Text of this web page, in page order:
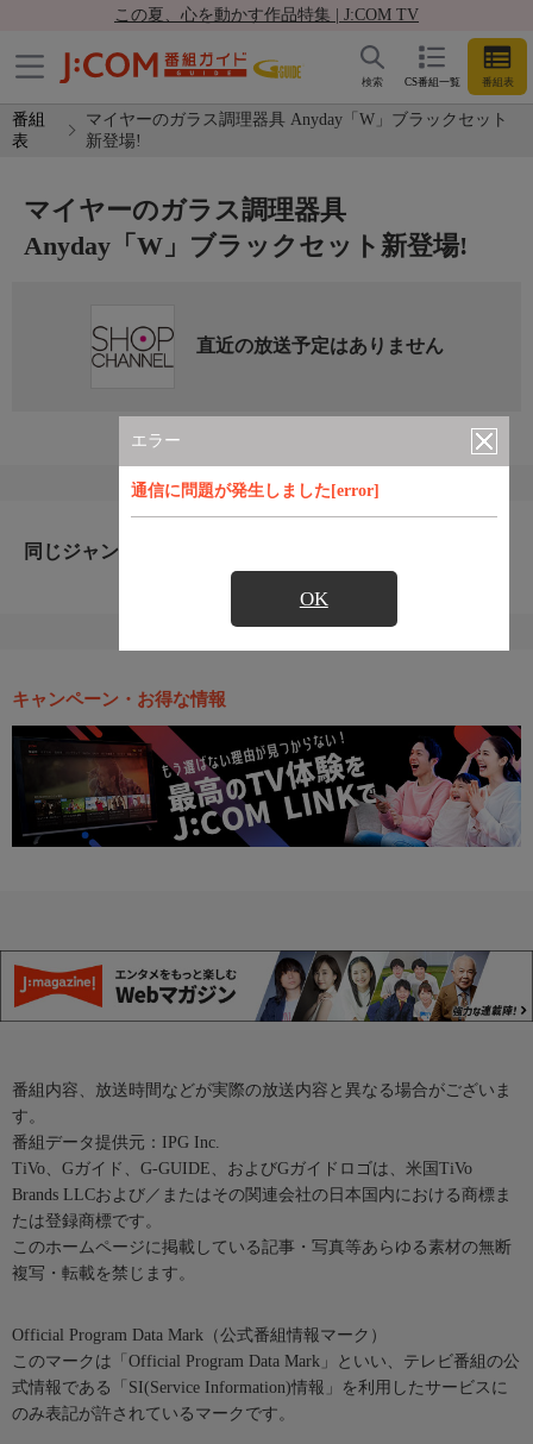
この夏、心を動かす作品特集 | J:COM TV
CS番組一覧 番組表
検索
番組
表
マイヤーのガラス調理器具 Anyday「W」ブラックセット
新登場!
エラー
通信に問題が発生しました[error]
OK
マイヤーのガラス調理器具
Anyday「W」ブラックセット新登場!
直近の放送予定はありません
同じジャンルのおすすめ番組
キャンペーン・お得な情報
番組内容、放送時間などが実際の放送内容と異なる場合がございま
す。
番組データ提供元：IPG Inc.
TiVo、Gガイド、G-GUIDE、およびGガイドロゴは、米国TiVo
Brands LLCおよび／またはその関連会社の日本国内における商標ま
たは登録商標です。
このホームページに掲載している記事・写真等あらゆる素材の無断
複写・転載を禁じます。
Official Program Data Mark（公式番組情報マーク）
このマークは「Official Program Data Mark」といい、テレビ番組の公
式情報である「SI(Service Information)情報」を利用したサービスに
のみ表記が許されているマークです。